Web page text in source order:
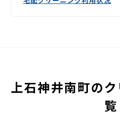
上石神井南町の
覧